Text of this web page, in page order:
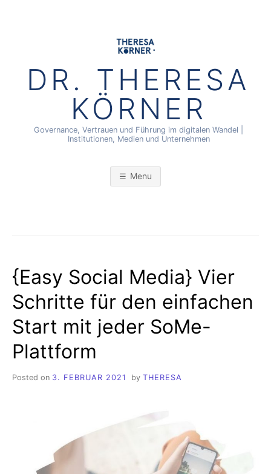
DR. THERESA
KÖRNER
Governance, Vertrauen und Führung im digitalen Wandel |
Institutionen, Medien und Unternehmen
Menu
{Easy Social Media} Vier
Schritte für den einfachen
Start mit jeder SoMe-
Plattform
Posted on 3. FEBRUAR 2021 by THERESA